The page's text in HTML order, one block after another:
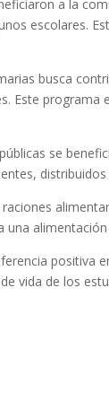
a la
escolares.
busca
Este programa
se
distribuidos
una alimentación
positiva
vida de los